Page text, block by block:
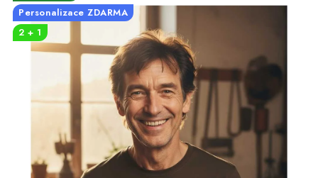
VLASTNÍ MOTIV
TRIČKA
OKAMŽITĚ K ODBĚRU
B2B
Personalizace ZDARMA
2 + 1